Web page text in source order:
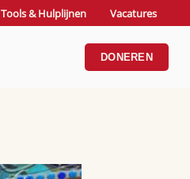
Tools & Hulplijnen Vacatures
DONEREN